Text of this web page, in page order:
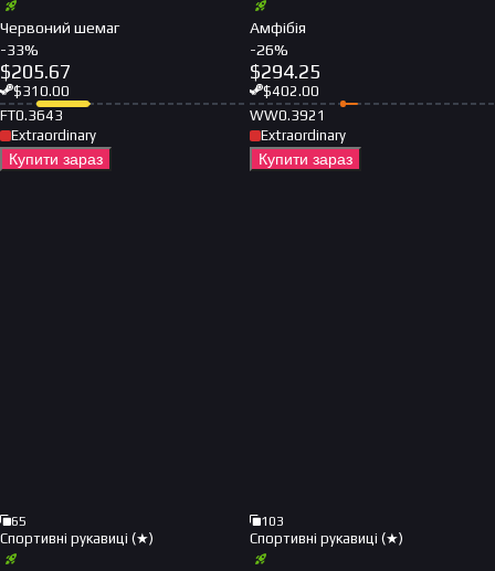
Червоний шемаг
-33%
$205.67
$310.00
FT0.3643
Extraordinary
Купити зараз
Амфібія
-26%
$294.25
$402.00
WW0.3921
Extraordinary
Купити зараз
65
Спортивні рукавиці (★)
103
Спортивні рукавиці (★)